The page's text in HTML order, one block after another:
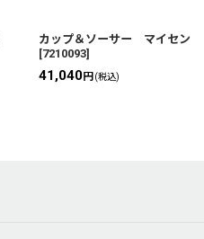
カップ＆ソーサー マイセン
[7210093]
41,040円(税込)